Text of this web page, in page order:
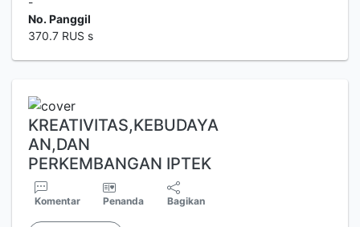
No. Panggil
370.7 RUS s
KREATIVITAS,KEBUDAYA
AN,DAN
PERKEMBANGAN IPTEK
Komentar Penanda Bagikan